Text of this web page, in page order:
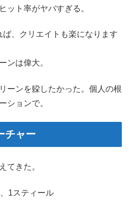
ット率がヤバすぎる。
ば、クリエイトも楽になります
ンは偉大。
ーンを躱したかった。個人の根
ションで。
チャー
てきた。
1スティール